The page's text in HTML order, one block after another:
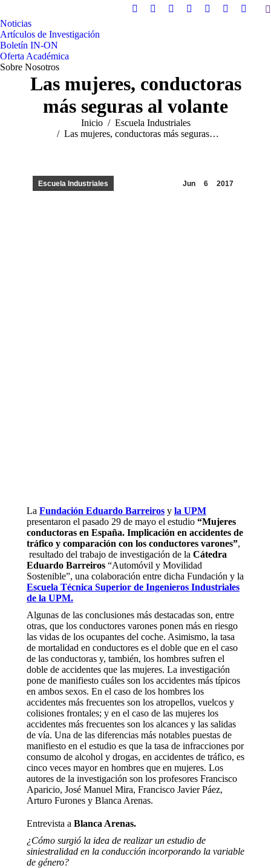
X
window
Instagram
window
Linkedin
window
Facebook
window
YouTube
window
Flickr
window
Sitio
Noticias
Artículos de Investigación
Boletín IN-ON
Oferta Académica
Sobre Nosotros
Las mujeres, conductoras
más seguras al volante
Inicio
Escuela Industriales
Las mujeres, conductoras más seguras…
Jun 6 2017
Escuela Industriales
La Fundación Eduardo Barreiros y la UPM
presentaron el pasado 29 de mayo el estudio “Mujeres
conductoras en España. Implicación en accidentes de
tráfico y comparación con los conductores varones”,
resultado del trabajo de investigación de la Cátedra
Eduardo Barreiros “Automóvil y Movilidad
Sostenible”, una colaboración entre dicha Fundación y la
Escuela Técnica Superior de Ingenieros Industriales
de la UPM.
Algunas de las conclusiones más destacadas son, entre
otras, que los conductores varones ponen más en riesgo
las vidas de los ocupantes del coche. Asimismo, la tasa
de mortalidad en conductores es el doble que en el caso
de las conductoras y, también, los hombres sufren el
doble de accidentes que las mujeres. La investigación
pone de manifiesto cuáles son los accidentes más típicos
en ambos sexos. En el caso de los hombres los
accidentes más frecuentes son los atropellos, vuelcos y
colisiones frontales; y en el caso de las mujeres los
accidentes más frecuentes son los alcances y las salidas
de vía. Una de las diferencias más notables puestas de
manifiesto en el estudio es que la tasa de infracciones por
consumo de alcohol y drogas, en accidentes de tráfico, es
cinco veces mayor en hombres que en mujeres. Los
autores de la investigación son los profesores Francisco
Aparicio, José Manuel Mira, Francisco Javier Páez,
Arturo Furones y Blanca Arenas.
Entrevista a Blanca Arenas.
¿Cómo surgió la idea de realizar un estudio de
siniestralidad en la conducción incorporando la variable
de género?